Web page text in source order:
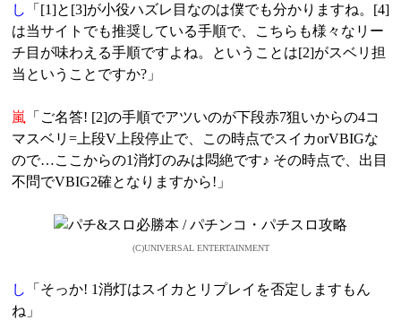
し
「[1]と[3]が小役ハズレ目なのは僕でも分かりますね。[4]
は当サイトでも推奨している手順で、こちらも様々なリー
チ目が味わえる手順ですよね。ということは[2]がスベリ担
当ということですか?」
嵐
「ご名答! [2]の手順でアツいのが下段赤7狙いからの4コ
マスベリ=上段V上段停止で、この時点でスイカorVBIGな
ので…ここからの1消灯のみは悶絶です♪ その時点で、出目
不問でVBIG2確となりますから!」
(C)UNIVERSAL ENTERTAINMENT
し
「そっか! 1消灯はスイカとリプレイを否定しますもん
ね」